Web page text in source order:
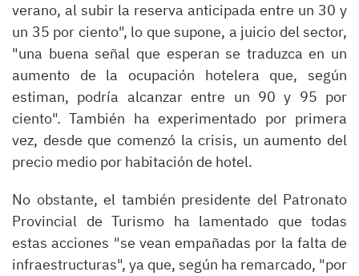
verano, al subir la reserva anticipada entre un 30 y
un 35 por ciento", lo que supone, a juicio del sector,
"una buena señal que esperan se traduzca en un
aumento de la ocupación hotelera que, según
estiman, podría alcanzar entre un 90 y 95 por
ciento". También ha experimentado por primera
vez, desde que comenzó la crisis, un aumento del
precio medio por habitación de hotel.
No obstante, el también presidente del Patronato
Provincial de Turismo ha lamentado que todas
estas acciones "se vean empañadas por la falta de
infraestructuras", ya que, según ha remarcado, "por